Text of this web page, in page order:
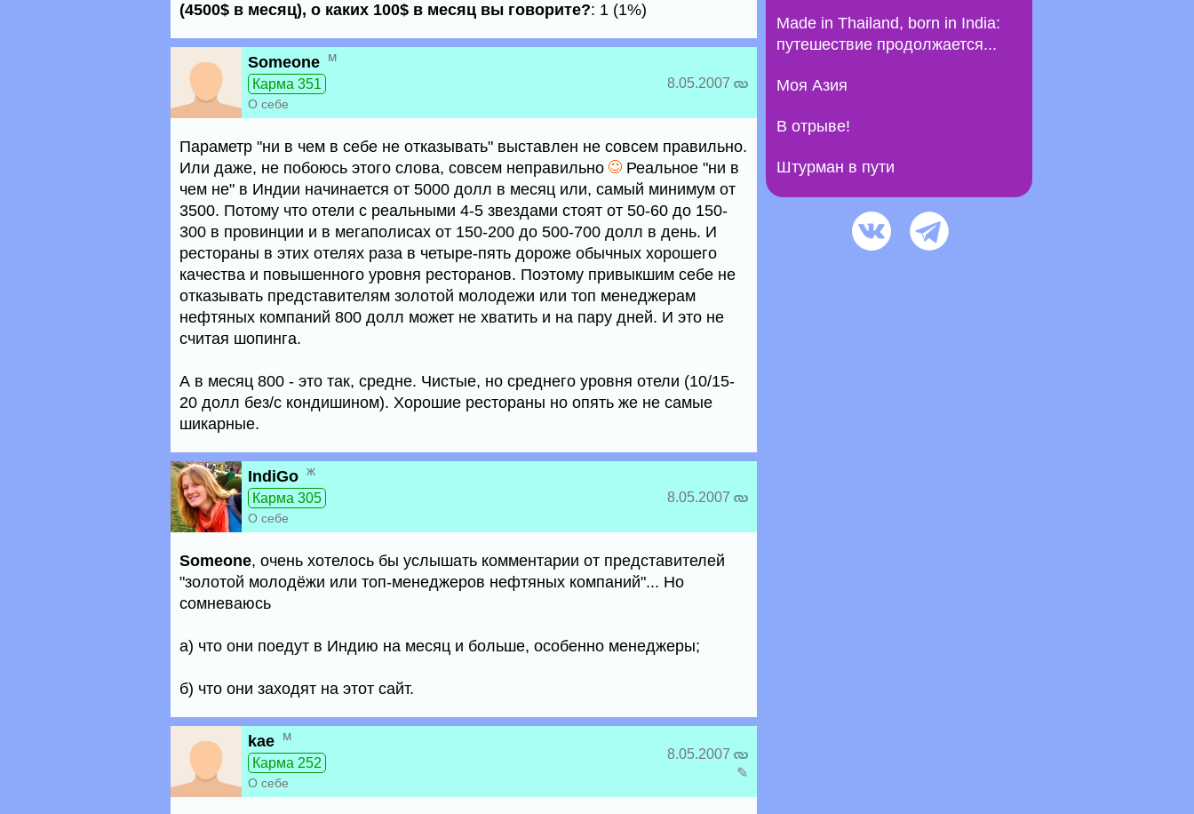
(4500$ в месяц), о каких 100$ в месяц вы говорите?: 1 (1%)
Someone м
Карма 351
О себе
8.05.2007
Параметр "ни в чем в себе не отказывать" выставлен не совсем правильно.
Или даже, не побоюсь этого слова, совсем неправильно
Реальное "ни в
чем не" в Индии начинается от 5000 долл в месяц или, самый минимум от
3500. Потому что отели с реальными 4-5 звездами стоят от 50-60 до 150-
300 в провинции и в мегаполисах от 150-200 до 500-700 долл в день. И
рестораны в этих отелях раза в четыре-пять дороже обычных хорошего
качества и повышенного уровня ресторанов. Поэтому привыкшим себе не
отказывать представителям золотой молодежи или топ менеджерам
нефтяных компаний 800 долл может не хватить и на пару дней. И это не
считая шопинга.
А в месяц 800 - это так, средне. Чистые, но среднего уровня отели (10/15-
20 долл без/с кондишином). Хорошие рестораны но опять же не самые
шикарные.
IndiGo ж
Карма 305
О себе
8.05.2007
Someone, очень хотелось бы услышать комментарии от представителей
"золотой молодёжи или топ-менеджеров нефтяных компаний"... Но
сомневаюсь
а) что они поедут в Индию на месяц и больше, особенно менеджеры;
б) что они заходят на этот сайт.
kae м
Карма 252
О себе
8.05.2007
✎
Made in Thailand, born in India:
путешествие продолжается...
Моя Азия
В отрыве!
Штурман в пути